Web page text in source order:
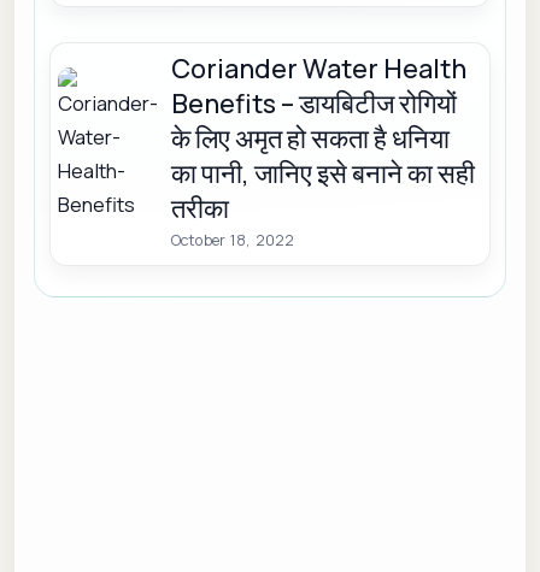
Coriander Water Health
Benefits – डायबिटीज रोगियों
के लिए अमृत हो सकता है धनिया
का पानी, जानिए इसे बनाने का सही
तरीका
October 18, 2022